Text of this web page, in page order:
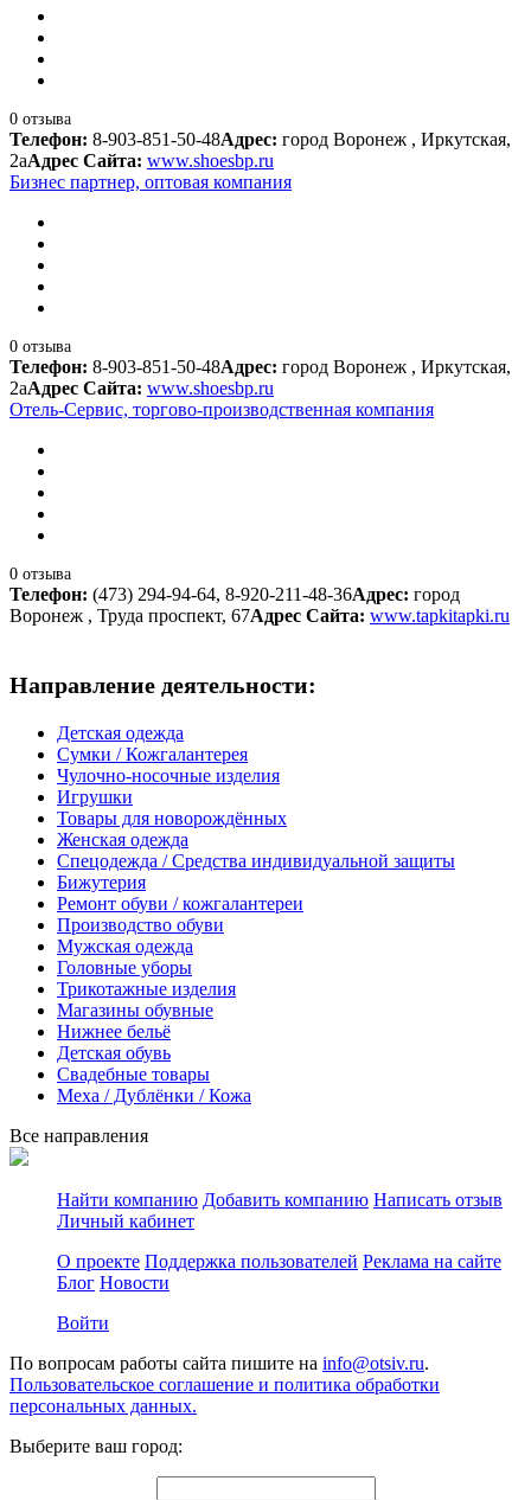
0 отзыва
Телефон: 8-903-851-50-48Адрес: город Воронеж , Иркутская,
2аАдрес Сайта: www.shoesbp.ru
Бизнес партнер, оптовая компания
0 отзыва
Телефон: 8-903-851-50-48Адрес: город Воронеж , Иркутская,
2аАдрес Сайта: www.shoesbp.ru
Отель-Сервис, торгово-производственная компания
0 отзыва
Телефон: (473) 294-94-64, 8-920-211-48-36Адрес: город
Воронеж , Труда проспект, 67Адрес Сайта: www.tapkitapki.ru
Направление деятельности:
Детская одежда
Сумки / Кожгалантерея
Чулочно-носочные изделия
Игрушки
Товары для новорождённых
Женская одежда
Спецодежда / Средства индивидуальной защиты
Бижутерия
Ремонт обуви / кожгалантереи
Производство обуви
Мужская одежда
Головные уборы
Трикотажные изделия
Магазины обувные
Нижнее бельё
Детская обувь
Свадебные товары
Меха / Дублёнки / Кожа
Все направления
Найти компанию Добавить компанию Написать отзыв
Личный кабинет
О проекте Поддержка пользователей Реклама на сайте
Блог Новости
Войти
По вопросам работы сайта пишите на info@otsiv.ru.
Пользовательское соглашение и политика обработки
персональных данных.
Выберите ваш город: